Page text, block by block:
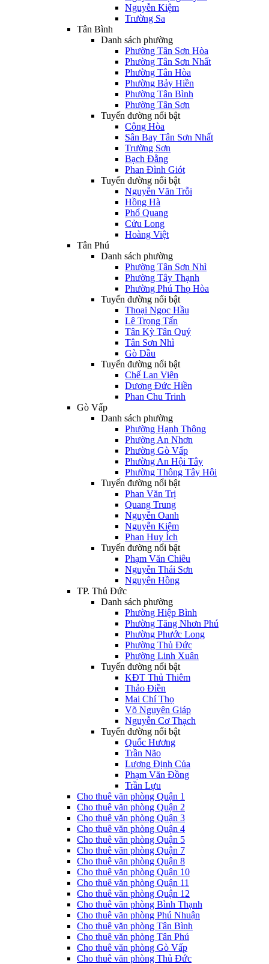
Nguyễn Kiệm
Trường Sa
Tân Bình
Danh sách phường
Phường Tân Sơn Hòa
Phường Tân Sơn Nhất
Phường Tân Hòa
Phường Bảy Hiền
Phường Tân Bình
Phường Tân Sơn
Tuyến đường nổi bật
Cộng Hòa
Sân Bay Tân Sơn Nhất
Trường Sơn
Bạch Đằng
Phan Đình Giót
Tuyến đường nổi bật
Nguyễn Văn Trỗi
Hồng Hà
Phổ Quang
Cửu Long
Hoàng Việt
Tân Phú
Danh sách phường
Phường Tân Sơn Nhì
Phường Tây Thạnh
Phường Phú Thọ Hòa
Tuyến đường nổi bật
Thoại Ngọc Hầu
Lê Trọng Tấn
Tân Kỳ Tân Quý
Tân Sơn Nhì
Gò Dầu
Tuyến đường nổi bật
Chế Lan Viên
Dương Đức Hiền
Phan Chu Trinh
Gò Vấp
Danh sách phường
Phường Hạnh Thông
Phường An Nhơn
Phường Gò Vấp
Phường An Hội Tây
Phường Thông Tây Hội
Tuyến đường nổi bật
Phan Văn Trị
Quang Trung
Nguyễn Oanh
Nguyễn Kiệm
Phan Huy Ích
Tuyến đường nổi bật
Phạm Văn Chiêu
Nguyễn Thái Sơn
Nguyên Hồng
TP. Thủ Đức
Danh sách phường
Phường Hiệp Bình
Phường Tăng Nhơn Phú
Phường Phước Long
Phường Thủ Đức
Phường Linh Xuân
Tuyến đường nổi bật
KĐT Thủ Thiêm
Thảo Điền
Mai Chí Thọ
Võ Nguyên Giáp
Nguyễn Cơ Thạch
Tuyến đường nổi bật
Quốc Hương
Trần Não
Lương Định Của
Phạm Văn Đồng
Trần Lựu
Cho thuê văn phòng Quận 1
Cho thuê văn phòng Quận 2
Cho thuê văn phòng Quận 3
Cho thuê văn phòng Quận 4
Cho thuê văn phòng Quận 5
Cho thuê văn phòng Quận 7
Cho thuê văn phòng Quận 8
Cho thuê văn phòng Quận 10
Cho thuê văn phòng Quận 11
Cho thuê văn phòng Quận 12
Cho thuê văn phòng Bình Thạnh
Cho thuê văn phòng Phú Nhuận
Cho thuê văn phòng Tân Bình
Cho thuê văn phòng Tân Phú
Cho thuê văn phòng Gò Vấp
Cho thuê văn phòng Thủ Đức